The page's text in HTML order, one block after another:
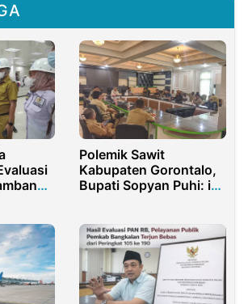
Polemik Sawit
Kabupaten Gorontalo,
Bupati Sopyan Puhi: ini